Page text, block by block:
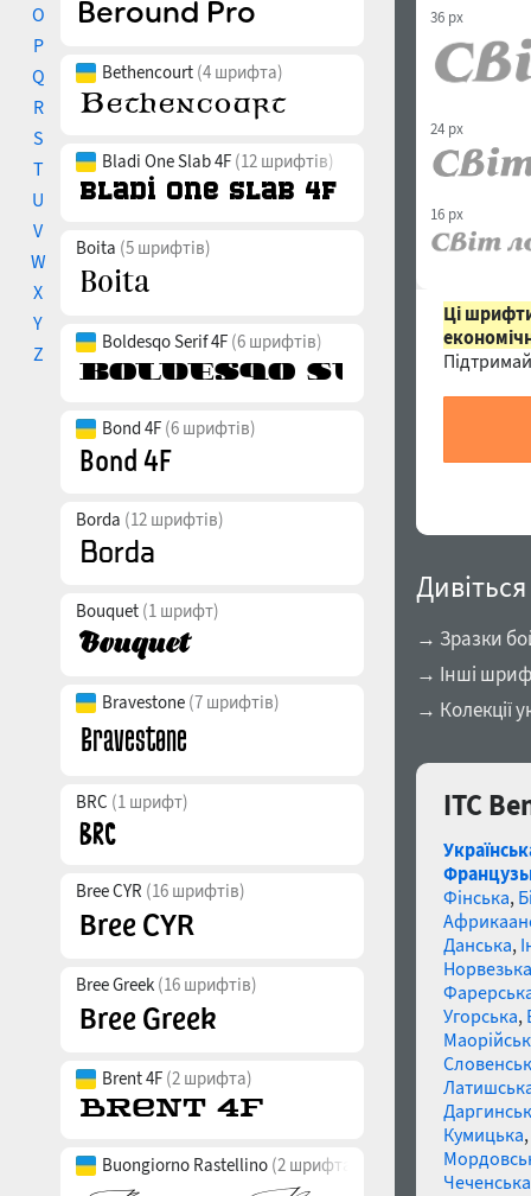
O
P
Q
R
S
T
U
V
W
X
Y
Z
Bethencourt (4 шрифта)
Bladi One Slab 4F (12 шрифтів)
Boita (5 шрифтів)
Boldesqo Serif 4F (6 шрифтів)
Bond 4F (6 шрифтів)
Borda (12 шрифтів)
Bouquet (1 шрифт)
Bravestone (7 шрифтів)
BRC (1 шрифт)
Bree CYR (16 шрифтів)
Bree Greek (16 шрифтів)
Brent 4F (2 шрифта)
Buongiorno Rastellino (2 шрифта)
36 px
24 px
16 px
Ці
→ Зразки
→ Інші
→ Колекції
ITC
Фінська,
Данська,
Норвезька
Угорська,
Кумицька,
Чеченська